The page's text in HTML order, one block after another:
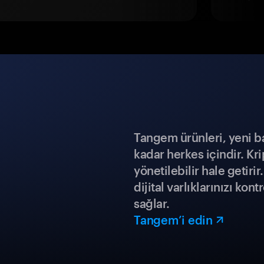
Tangem ürünleri, yeni
kadar herkes içindir.
yönetilebilir hale
dijital varlıklarınızı
sağlar.
Tangem’i edin